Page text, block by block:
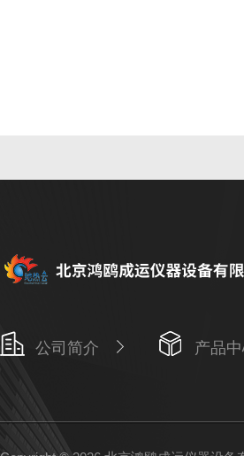
公司简介 产品